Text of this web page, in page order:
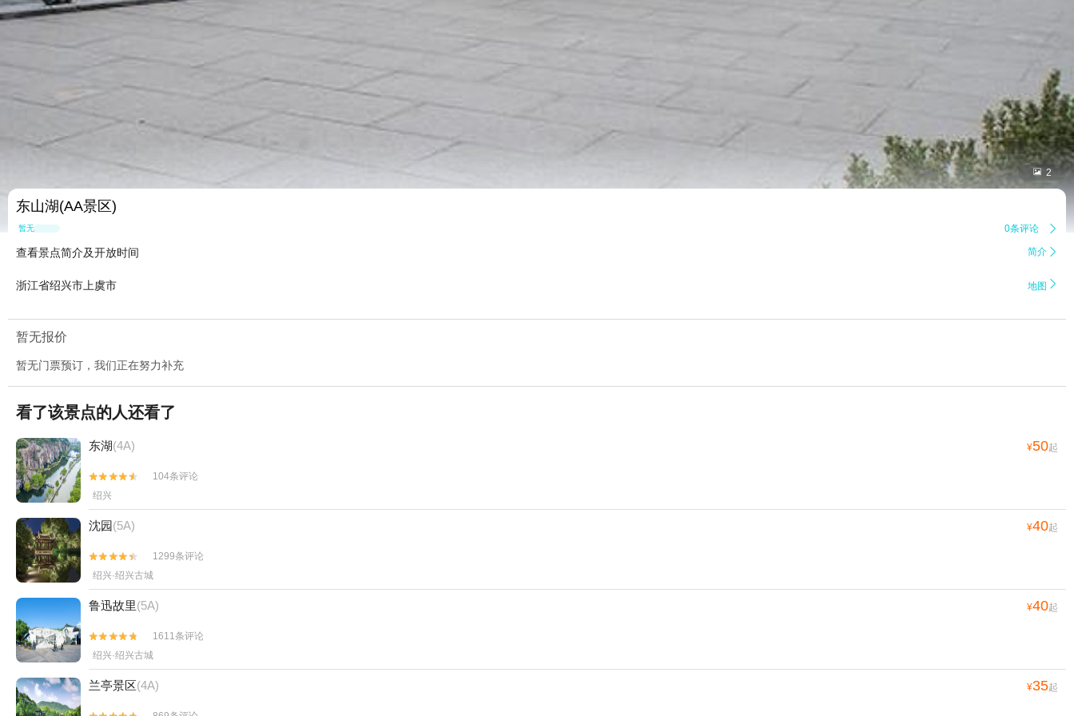
 2
东山湖(AA景区)
暂无点评 0条评论 
查看景点简介及开放时间 简介 
浙江省绍兴市上虞市 地图 
暂无报价
暂无门票预订，我们正在努力补充
看了该景点的人还看了
东湖(4A) ¥50起


104条评论
绍兴
沈园(5A) ¥40起


1299条评论
绍兴·绍兴古城
鲁迅故里(5A) ¥40起


1611条评论
绍兴·绍兴古城
兰亭景区(4A) ¥35起